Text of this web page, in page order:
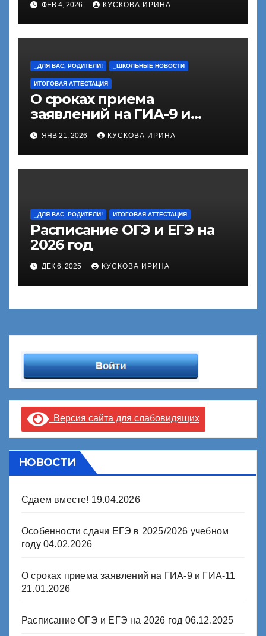
ФЕВ 4, 2026 КУСКОВА ИРИНА
_ДЛЯ ВАС, РОДИТЕЛИ! _ШКОЛЬНЫЕ НОВОСТИ
ИТОГОВАЯ АТТЕСТАЦИЯ
О сроках приема
заявлений на ГИА-9 и
ГИА-11
ЯНВ 21, 2026 КУСКОВА ИРИНА
_ДЛЯ ВАС, РОДИТЕЛИ! ИТОГОВАЯ АТТЕСТАЦИЯ
Расписание ОГЭ и ЕГЭ на
2026 год
ДЕК 6, 2025 КУСКОВА ИРИНА
Версия сайта для слабовидящих
НОВОСТИ
Сдаем вместе! 19.04.2026
Особенности сдачи ЕГЭ в 2025/2026 учебном
году 04.02.2026
О сроках приема заявлений на ГИА-9 и ГИА-11
21.01.2026
Расписание ОГЭ и ЕГЭ на 2026 год 06.12.2025